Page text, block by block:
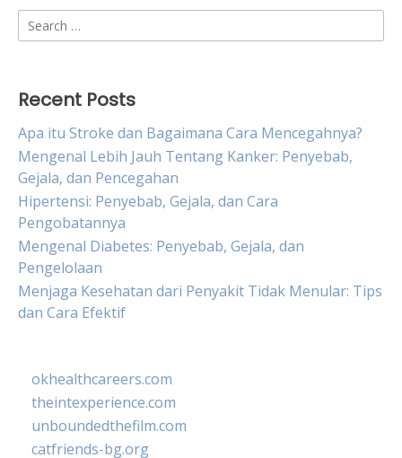
Search
for:
Recent Posts
Apa itu Stroke dan Bagaimana Cara Mencegahnya?
Mengenal Lebih Jauh Tentang Kanker: Penyebab,
Gejala, dan Pencegahan
Hipertensi: Penyebab, Gejala, dan Cara
Pengobatannya
Mengenal Diabetes: Penyebab, Gejala, dan
Pengelolaan
Menjaga Kesehatan dari Penyakit Tidak Menular: Tips
dan Cara Efektif
okhealthcareers.com
theintexperience.com
unboundedthefilm.com
catfriends-bg.org